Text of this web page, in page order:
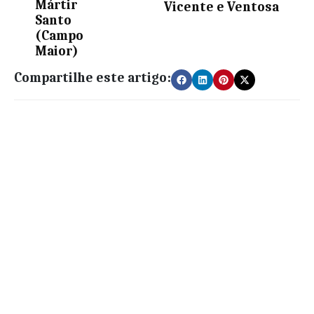
Mártir
Santo
(Campo
Maior)
Vicente e Ventosa
Compartilhe este artigo: